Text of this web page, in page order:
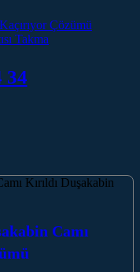
Çözümü
Takma
34
Camı